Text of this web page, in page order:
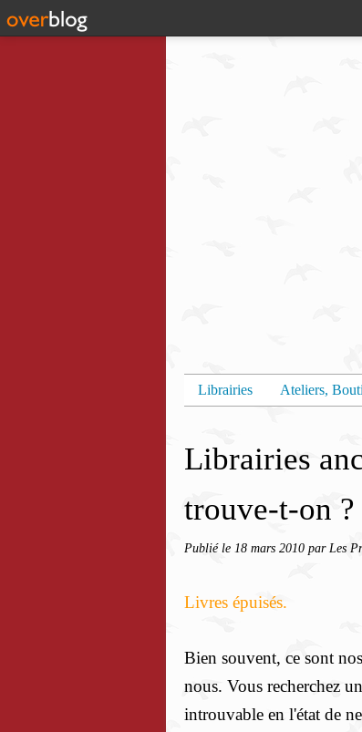
Librairies Ateliers,
Librairies
trouve-t-on ?
Publié le 18 mars 2010 par Les
Livres épuisés.
Bien souvent, ce sont
nous. Vous recherchez
introuvable en l'état de